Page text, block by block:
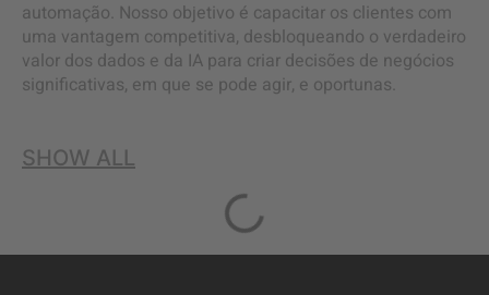
automação. Nosso objetivo é capacitar os clientes com
uma vantagem competitiva, desbloqueando o verdadeiro
valor dos dados e da IA para criar decisões de negócios
significativas, em que se pode agir, e oportunas.
SHOW ALL